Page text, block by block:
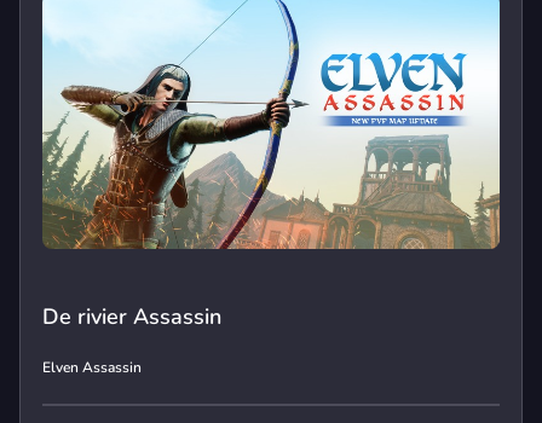
De rivier Assassin
Elven Assassin